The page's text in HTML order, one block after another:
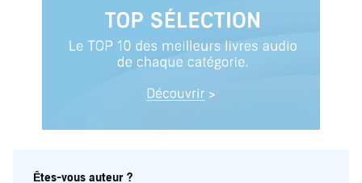
Êtes-vous auteur ?